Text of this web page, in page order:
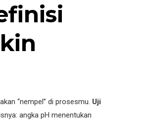
“nempel” di prosesmu. Uji
angka pH menentukan